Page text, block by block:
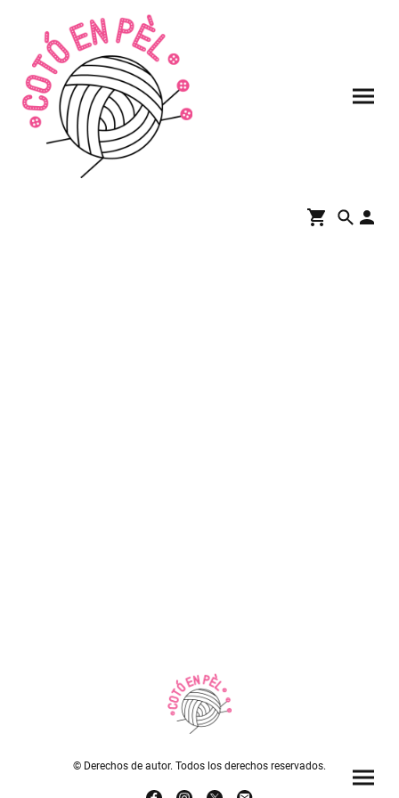
© Derechos de autor. Todos los derechos reservados.